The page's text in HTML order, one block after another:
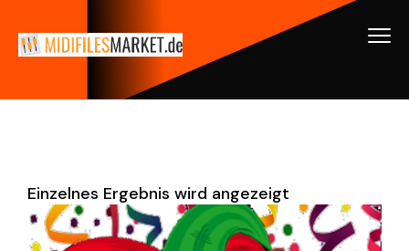
Einzelnes Ergebnis wird angezeigt